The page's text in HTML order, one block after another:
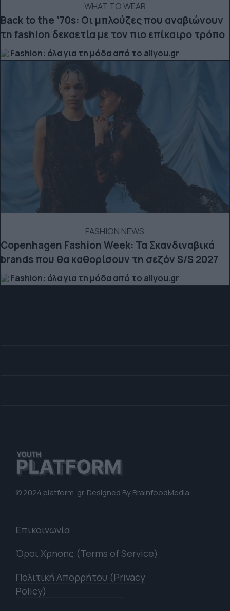
WHAT TO WEAR
Back to the ’70s: Οι μπλούζες που αναβιώνουν
τη fashion δεκαετία με τον πιο επίκαιρο τρόπο
Fashion: όλα για τη μόδα από το allyou.gr
FASHION NEWS
Copenhagen Fashion Week: Τα Σκανδιναβικά
brands που θα καθορίσουν τη σεζόν S/S 2027
Fashion: όλα για τη μόδα από το allyou.gr
© 2024 platform. gr. Designed ByBrainfoodMedia
Επικοινωνία
Όροι Χρήσης (Terms of Service)
Πολιτική Απορρήτου (Privacy
Policy)